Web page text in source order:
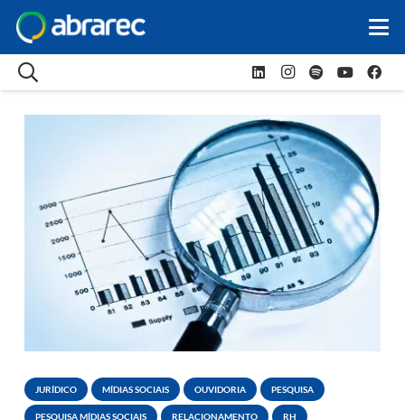
JURÍDICO MÍDIAS SOCIAIS OUVIDORIA PESQUISA
PESQUISA MÍDIAS SOCIAIS RELACIONAMENTO RH